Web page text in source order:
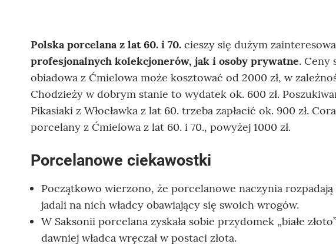
Polska porcelana z lat 60. i 70. cieszy się dużym
profesjonalnych kolekcjonerów, jak i osoby prywatne. Ceny
obiadowa z Ćmielowa może kosztować od 2000 zł, w
Chodzieży w dobrym stanie to wydatek ok. 600 zł.
Pikasiaki z Włocławka z lat 60. trzeba zapłacić ok. 900 zł.
porcelany z Ćmielowa z lat 60. i 70., powyżej 1000 zł.
Porcelanowe ciekawostki
Początkowo wierzono, że porcelanowe naczynia
jadali na nich władcy obawiający się swoich wrogów.
W Saksonii porcelana zyskała sobie przydomek „białe
dawniej władca wręczał w postaci złota.